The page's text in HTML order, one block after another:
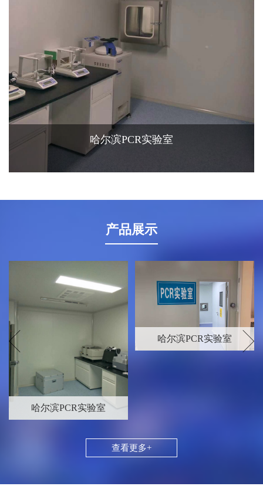
哈尔滨PCR实验室
查看更多+
产品展示
哈尔滨PCR实验室
哈尔滨PCR实验室
查看更多+